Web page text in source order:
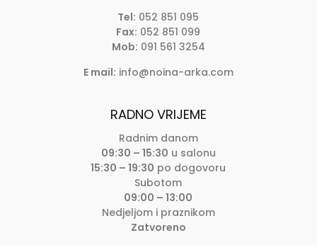
Tel: 052 851 095
Fax: 052 851 099
Mob: 091 561 3254
E mail: info@noina-arka.com
RADNO VRIJEME
Radnim danom
09:30 – 15:30 u salonu
15:30 – 19:30 po dogovoru
Subotom
09:00 – 13:00
Nedjeljom i praznikom
Zatvoreno